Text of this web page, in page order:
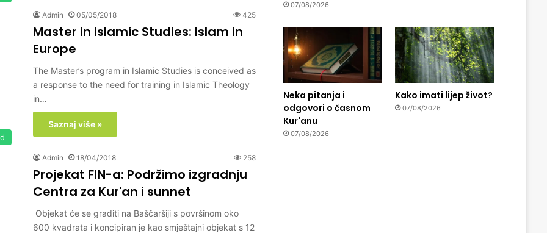
Admin 05/05/2018 425
Master in Islamic Studies: Islam in
Europe
The Master’s program in Islamic Studies is conceived as
a response to the need for training in Islamic Theology
in…
Saznaj više »
Admin 18/04/2018 258
Projekat FIN-a: Podržimo izgradnju
Centra za Kur'an i sunnet
Objekat će se graditi na Baščaršiji s površinom oko
600 kvadrata i koncipiran je kao smještajni objekat s 12
07/08/2026
Neka pitanja i
odgovori o časnom
Kur'anu
07/08/2026
Kako imati lijep život?
07/08/2026